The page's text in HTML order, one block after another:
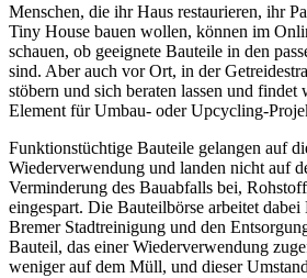
Menschen, die ihr Haus restaurieren, ihr
Tiny House bauen wollen, können im
schauen, ob geeignete Bauteile in den
sind. Aber auch vor Ort, in der
stöbern und sich beraten lassen und findet
Element für Umbau- oder Upcycling-
Funktionstüchtige Bauteile gelangen auf
Wiederverwendung und landen nicht auf
Verminderung des Bauabfalls bei,
eingespart. Die Bauteilbörse arbeitet
Bremer Stadtreinigung und den
Bauteil, das einer Wiederverwendung
weniger auf dem Müll, und dieser